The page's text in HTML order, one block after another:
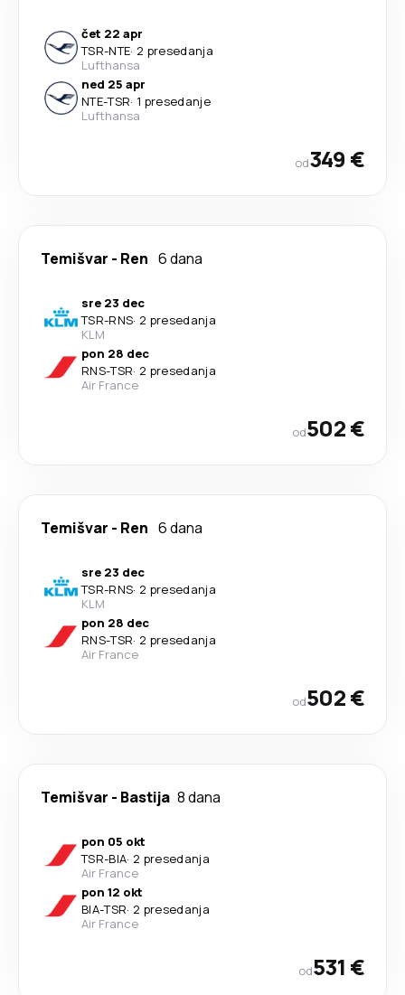
čet 22 apr
TSR-NTE· 2 presedanja
Lufthansa
ned 25 apr
NTE-TSR· 1 presedanje
Lufthansa
od349 €
Temišvar - Ren 6 dana
sre 23 dec
TSR-RNS· 2 presedanja
KLM
pon 28 dec
RNS-TSR· 2 presedanja
Air France
od502 €
Temišvar - Ren 6 dana
sre 23 dec
TSR-RNS· 2 presedanja
KLM
pon 28 dec
RNS-TSR· 2 presedanja
Air France
od502 €
Temišvar - Bastija 8 dana
pon 05 okt
TSR-BIA· 2 presedanja
Air France
pon 12 okt
BIA-TSR· 2 presedanja
Air France
od531 €